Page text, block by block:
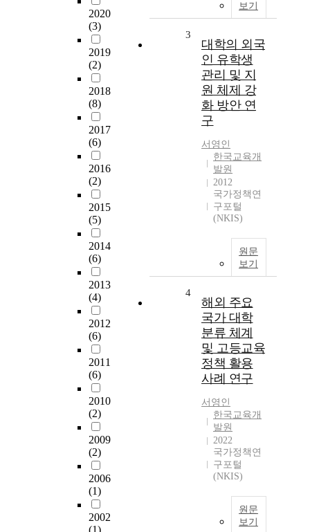
2020
(3)
2019
(2)
2018
(8)
2017
(6)
2016
(2)
2015
(5)
2014
(6)
2013
(4)
2012
(6)
2011
(6)
2010
(2)
2009
(2)
2006
(1)
2002
보기
3
대학의 외국
인 유학생
관리 및 지
원 체제 강
화 방안 연
구
서영인
한국교육개
발원
2012
국가정책연
구포털
(NKIS)
원문
보기
4
해외 주요
국가 대학
분류 체계
및 고등교육
정책 활용
사례 연구
서영인
한국교육개
발원
2022
국가정책연
구포털
(NKIS)
원문
보기